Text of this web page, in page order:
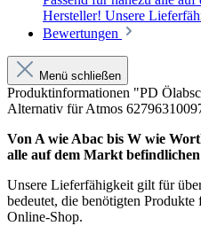
Hersteller! Unsere
Bewertungen
Menü schließen
Produktinformationen "PD
Alternativ für Atmos
Von A wie Abac bis W wie
alle auf dem Markt
Unsere Lieferfähigkeit gilt für
bedeutet, die benötigten
Online-Shop.